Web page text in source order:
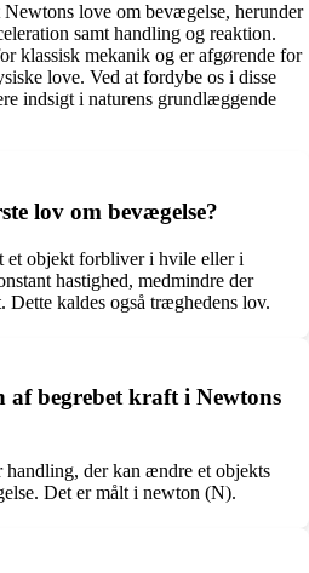
love om bevægelse, herunder
samt handling og reaktion.
klassisk mekanik og er afgørende for
love. Ved at fordybe os i disse
indsigt i naturens grundlæggende
lov om bevægelse?
et objekt forbliver i hvile eller i
hastighed, medmindre der
Dette kaldes også træghedens lov.
af begrebet kraft i Newtons
handling, der kan ændre et objekts
Det er målt i newton (N).